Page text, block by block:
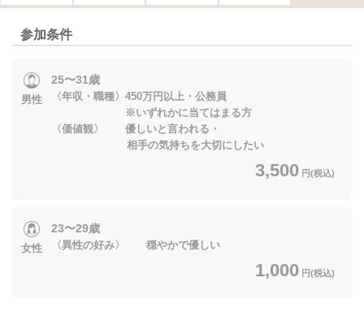
参加条件
男性
25〜31歳
〈年収・職種〉450万円以上・公務員
※いずれかに当てはまる方
〈価値観〉 優しいと言われる・
相手の気持ちを大切にしたい
3,500 円(税込)
女性
23〜29歳
〈異性の好み〉 穏やかで優しい
1,000 円(税込)